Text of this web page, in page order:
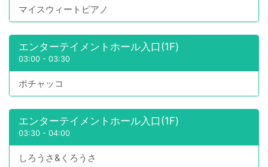
マイスウィートピアノ
エンターテイメントホール入口(1F)
03:00 - 03:30
ポチャッコ
エンターテイメントホール入口(1F)
03:30 - 04:00
しろうさ&くろうさ